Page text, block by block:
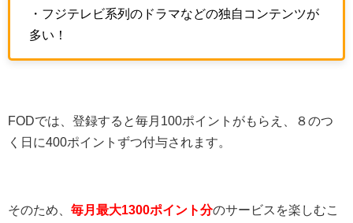
・フジテレビ系列のドラマなどの独自コンテンツが
多い！
FODでは、登録すると毎月100ポイントがもらえ、８のつ
く日に400ポイントずつ付与されます。
そのため、 毎月最大1300ポイント分のサービスを楽しむこ